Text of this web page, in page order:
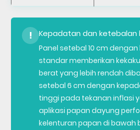
! Kepadatan dan ketebalan
Panel setebal 10 cm
standar memberikan
berat yang lebih rendah
setebal 6 cm dengan
tinggi pada tekanan inflasi
aplikasi papan dayung
kelenturan papan di bawah